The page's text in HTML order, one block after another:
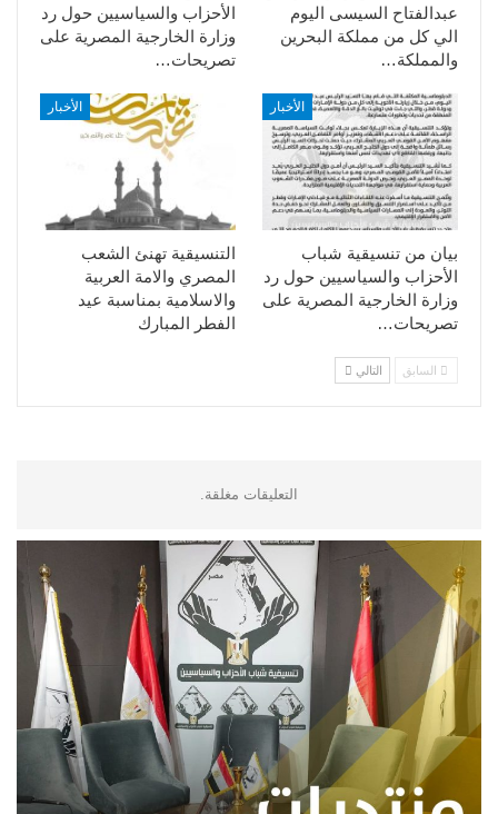
الأحزاب والسياسيين حول رد
وزارة الخارجية المصرية على
تصريحات…
عبدالفتاح السيسى اليوم
الي كل من مملكة البحرين
والمملكة…
الأخبار
التنسيقية تهنئ الشعب
المصري والامة العربية
والاسلامية بمناسبة عيد
الفطر المبارك
الأخبار
بيان من تنسيقية شباب
الأحزاب والسياسيين حول رد
وزارة الخارجية المصرية على
تصريحات…
السابق التالي
التعليقات مغلقة.